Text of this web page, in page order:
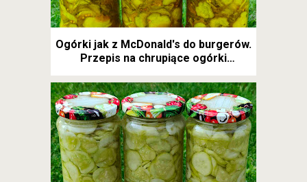
Ogórki jak z McDonald's do burgerów.
Przepis na chrupiące ogórki